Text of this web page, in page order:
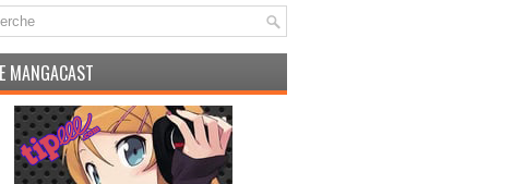
MANGACAST